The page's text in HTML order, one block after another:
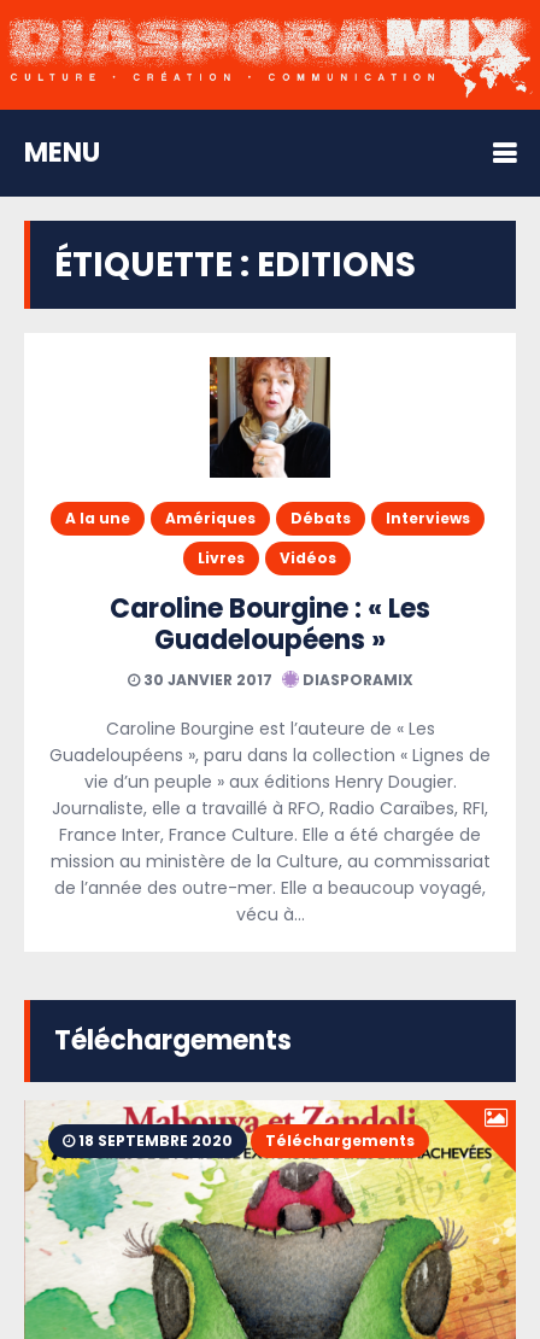
MENU
ÉTIQUETTE : EDITIONS
A la une Amériques Débats
Interviews
Livres
Vidéos
Caroline Bourgine : « Les
Guadeloupéens »
30 JANVIER 2017 DIASPORAMIX
Caroline Bourgine est l’auteure de « Les
Guadeloupéens », paru dans la collection « Lignes de
vie d’un peuple » aux éditions Henry Dougier.
Journaliste, elle a travaillé à RFO, Radio Caraïbes, RFI,
France Inter, France Culture. Elle a été chargée de
mission au ministère de la Culture, au commissariat
de l’année des outre-mer. Elle a beaucoup voyagé,
vécu à…
Téléchargements
18 SEPTEMBRE 2020 Téléchargements